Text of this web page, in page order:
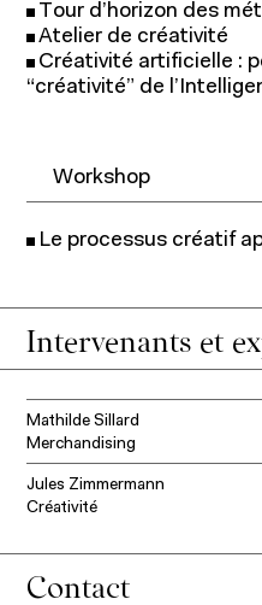
À
Tour d’horizon des
Atelier de créativité
Créativité artificielle :
“créativité” de
Workshop
Le processus créatif
Intervenants et
Mathilde Sillard
Merchandising
Jules Zimmermann
Créativité
Contact